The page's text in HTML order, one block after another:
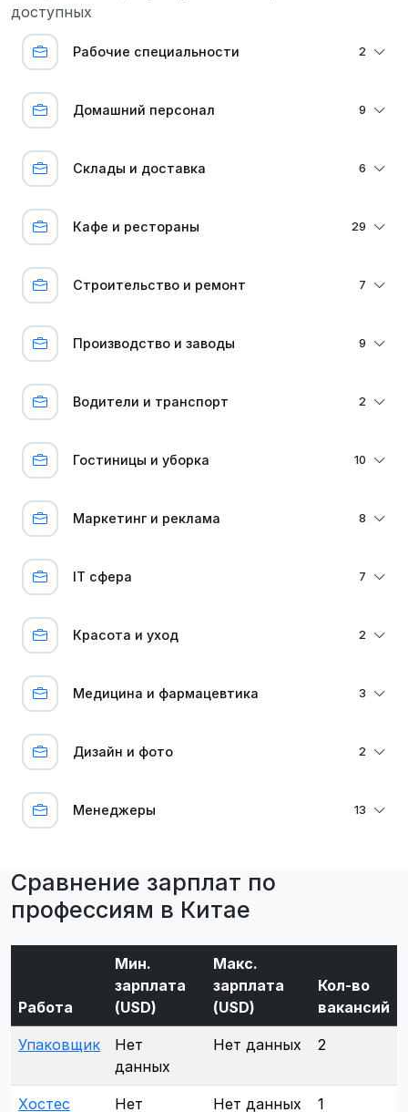
доступных
Рабочие специальности 2
Домашний персонал 9
Склады и доставка 6
Кафе и рестораны 29
Строительство и ремонт 7
Производство и заводы 9
Водители и транспорт 2
Гостиницы и уборка 10
Маркетинг и реклама 8
IT сфера 7
Красота и уход 2
Медицина и фармацевтика 3
Дизайн и фото 2
Менеджеры 13
Сравнение зарплат по
профессиям в Китае
Работа
Мин.
зарплата
(USD)
Макс.
зарплата
(USD)
Кол-во
вакансий
Упаковщик
Нет
данных
Нет данных 2
Хостес Нет Нет данных 1